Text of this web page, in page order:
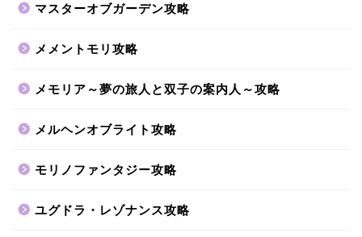
マスターオブガーデン攻略
メメントモリ攻略
メモリア～夢の旅人と双子の案内人～攻略
メルヘンオブライト攻略
モリノファンタジー攻略
ユグドラ・レゾナンス攻略